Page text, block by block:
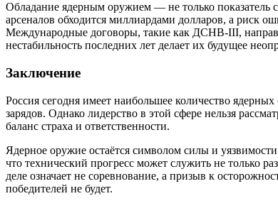
Обладание ядерным оружием — не только показатель
арсеналов обходится миллиардами долларов, а риск
Международные договоры, такие как ДСНВ-III,
нестабильность последних лет делает их будущее
Заключение
Россия сегодня имеет наибольшее количество
зарядов. Однако лидерство в этой сфере нельзя
баланс страха и ответственности.
Ядерное оружие остаётся символом силы и
что технический прогресс может служить не только
деле означает не соревнование, а призыв к
победителей не будет.